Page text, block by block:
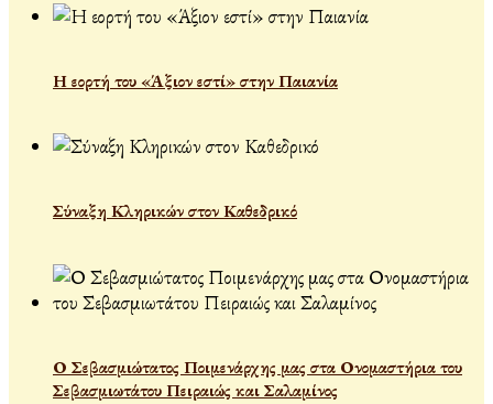
Η εορτή του «Άξιον εστί» στην Παιανία
Σύναξη Κληρικών στον Καθεδρικό
Ο Σεβασμιώτατος Ποιμενάρχης μας στα Ονομαστήρια του
Σεβασμιωτάτου Πειραιώς και Σαλαμίνος